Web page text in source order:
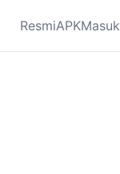
ResmiAPKMasuk